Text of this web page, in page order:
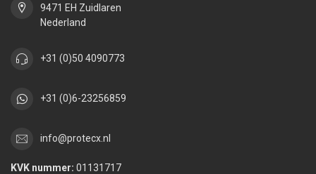
9471 EH Zuidlaren
Nederland
+31 (0)50 4090773
+31 (0)6-23256859
info@protecx.nl
KVK nummer: 01131717